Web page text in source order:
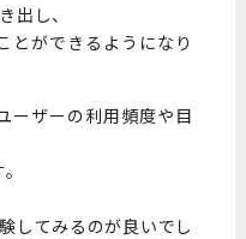
出し、
とができるようになり
ーザーの利用頻度や目
してみるのが良いでし